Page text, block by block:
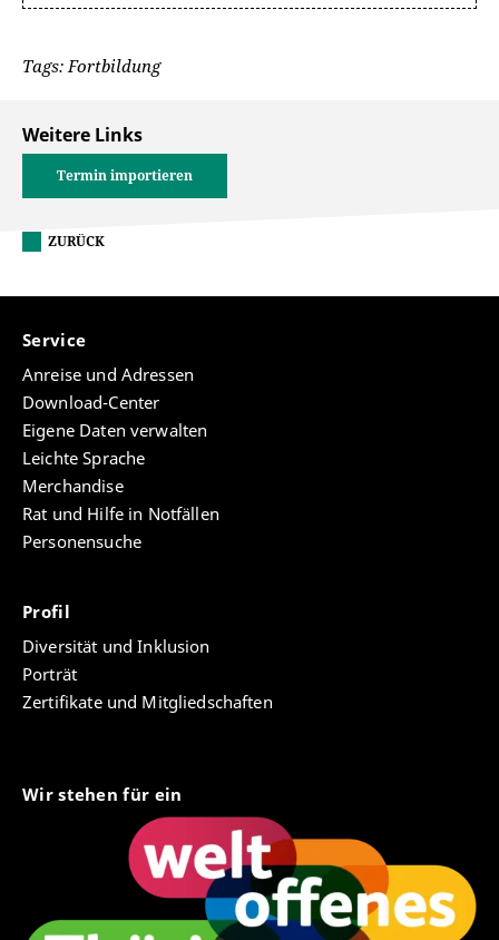
Tags: Fortbildung
Weitere Links
Termin importieren
ZURÜCK
Service
Anreise und Adressen
Download-Center
Eigene Daten verwalten
Leichte Sprache
Merchandise
Rat und Hilfe in Notfällen
Personensuche
Profil
Diversität und Inklusion
Porträt
Zertifikate und Mitgliedschaften
Wir stehen für ein